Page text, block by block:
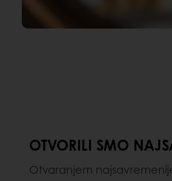
OTVORILI SMO
Otvaranjem